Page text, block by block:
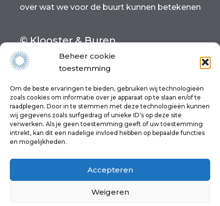
Beheer cookie
toestemming
Om de beste ervaringen te bieden, gebruiken wij technologieën
zoals cookies om informatie over je apparaat op te slaan en/of te
raadplegen. Door in te stemmen met deze technologieën kunnen
wij gegevens zoals surfgedrag of unieke ID's op deze site
verwerken. Als je geen toestemming geeft of uw toestemming
intrekt, kan dit een nadelige invloed hebben op bepaalde functies
en mogelijkheden.
Accepteren
Weigeren
over wat we voor de buurt kunnen betekenen
© Klooster & Buren
Organisatie
Lid worden
Werken bij
Meedoen
Contact
Disclaimer
Privacy-beleid
Cookiebeleid (EU)
het dorp is de wereld!